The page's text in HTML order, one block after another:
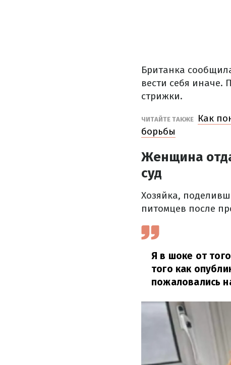
Британка
вести себя иначе.
стрижки.
ЧИТАЙТЕ ТАКЖЕ
Как
борьбы
Женщина
суд
Хозяйка,
питомцев после
Я в шоке от
того как
пожаловались